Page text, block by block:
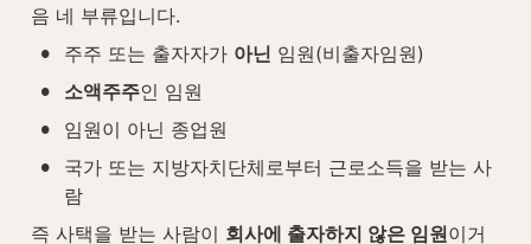
음 네 부류입니다.
• 주주 또는 출자자가 아닌 임원(비출자임원)
• 소액주주인 임원
• 임원이 아닌 종업원
•
국가 또는 지방자치단체로부터 근로소득을 받는 사
람
즉 사택을 받는 사람이 회사에 출자하지 않은 임원이거